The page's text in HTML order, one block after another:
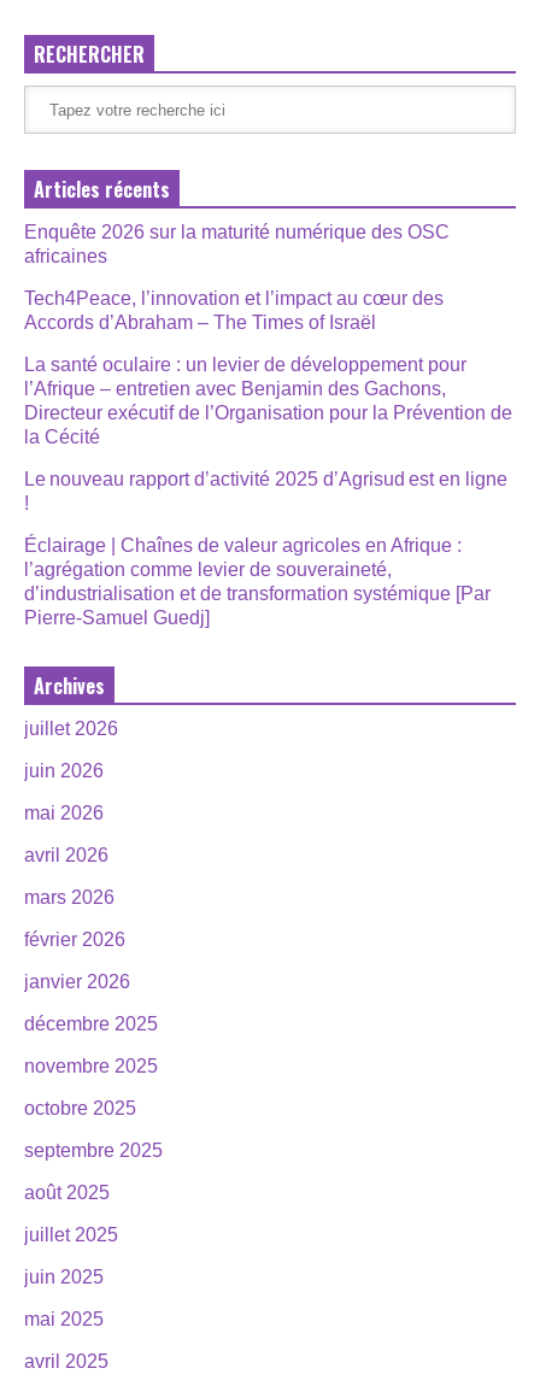
RECHERCHER
Articles récents
Enquête 2026 sur la maturité numérique des OSC
africaines
Tech4Peace, l’innovation et l’impact au cœur des
Accords d’Abraham – The Times of Israël
La santé oculaire : un levier de développement pour
l’Afrique – entretien avec Benjamin des Gachons,
Directeur exécutif de l’Organisation pour la Prévention de
la Cécité
Le nouveau rapport d’activité 2025 d’Agrisud est en ligne
!
Éclairage | Chaînes de valeur agricoles en Afrique :
l’agrégation comme levier de souveraineté,
d’industrialisation et de transformation systémique [Par
Pierre-Samuel Guedj]
Archives
juillet 2026
juin 2026
mai 2026
avril 2026
mars 2026
février 2026
janvier 2026
décembre 2025
novembre 2025
octobre 2025
septembre 2025
août 2025
juillet 2025
juin 2025
mai 2025
avril 2025